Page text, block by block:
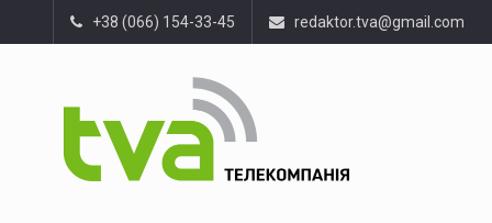
+38 (066) 154-33-45 redaktor.tva@gmail.com